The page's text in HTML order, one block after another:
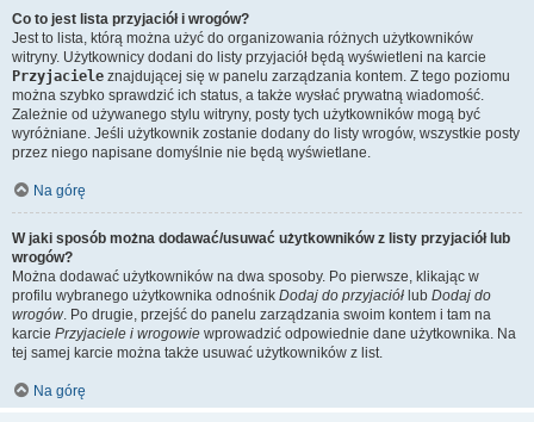
Co to jest lista przyjaciół i wrogów?
Jest to lista, którą można użyć do organizowania różnych użytkowników
witryny. Użytkownicy dodani do listy przyjaciół będą wyświetleni na karcie
Przyjaciele znajdującej się w panelu zarządzania kontem. Z tego poziomu
można szybko sprawdzić ich status, a także wysłać prywatną wiadomość.
Zależnie od używanego stylu witryny, posty tych użytkowników mogą być
wyróżniane. Jeśli użytkownik zostanie dodany do listy wrogów, wszystkie posty
przez niego napisane domyślnie nie będą wyświetlane.
Na górę
W jaki sposób można dodawać/usuwać użytkowników z listy przyjaciół lub
wrogów?
Można dodawać użytkowników na dwa sposoby. Po pierwsze, klikając w
profilu wybranego użytkownika odnośnik Dodaj do przyjaciół lub Dodaj do
wrogów. Po drugie, przejść do panelu zarządzania swoim kontem i tam na
karcie Przyjaciele i wrogowie wprowadzić odpowiednie dane użytkownika. Na
tej samej karcie można także usuwać użytkowników z list.
Na górę